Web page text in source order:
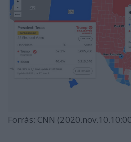
Forrás: CNN